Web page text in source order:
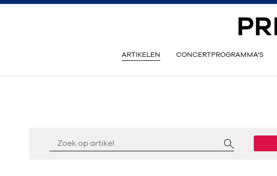
ARTIKELEN CONCERTPROGRAMMA'S